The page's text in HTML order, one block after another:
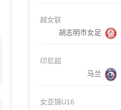
越女联
胡志明市女足
印尼超
马兰
女亚锦U16